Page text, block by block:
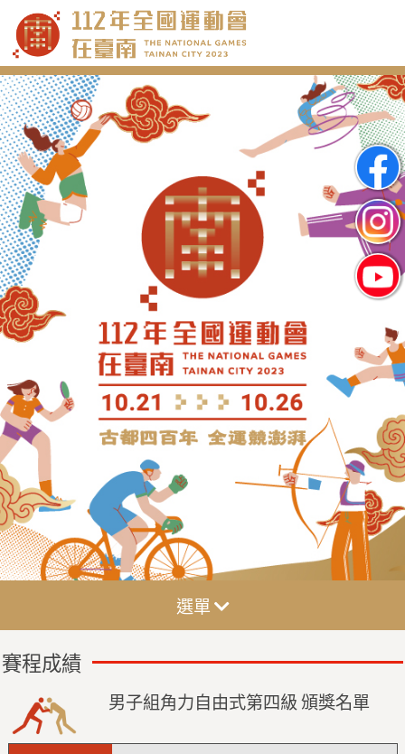
要
內
容
選單
賽程成績
男子組角力自由式第四級 頒獎名單